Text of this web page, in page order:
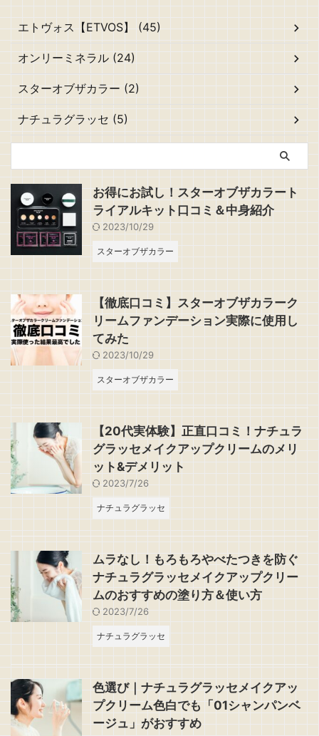
エトヴォス【ETVOS】 (45)
オンリーミネラル (24)
スターオブザカラー (2)
ナチュラグラッセ (5)
お得にお試し！スターオブザカラート
ライアルキット口コミ＆中身紹介
2023/10/29
スターオブザカラー
【徹底口コミ】スターオブザカラーク
リームファンデーション実際に使用し
てみた
2023/10/29
スターオブザカラー
【20代実体験】正直口コミ！ナチュラ
グラッセメイクアップクリームのメリ
ット&デメリット
2023/7/26
ナチュラグラッセ
ムラなし！もろもろやべたつきを防ぐ
ナチュラグラッセメイクアップクリー
ムのおすすめの塗り方＆使い方
2023/7/26
ナチュラグラッセ
色選び｜ナチュラグラッセメイクアッ
プクリーム色白でも「01シャンパンベ
ージュ」がおすすめ